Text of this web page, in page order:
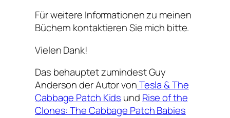
Für weitere Informationen zu meinen
Büchern kontaktieren Sie mich bitte.
Vielen Dank!
Das behauptet zumindest Guy
Anderson der Autor vonTesla & The
Cabbage Patch Kids und Rise of the
Clones: The Cabbage Patch Babies